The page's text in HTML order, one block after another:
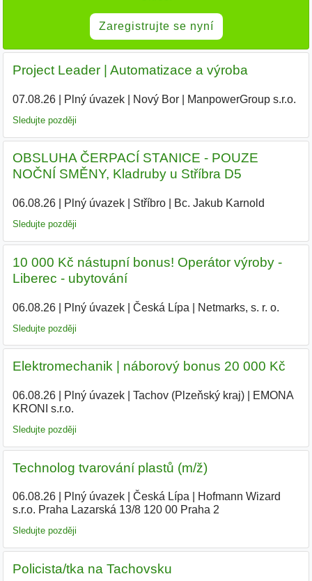
Zaregistrujte se nyní
Project Leader | Automatizace a výroba
07.08.26| Plný úvazek| Nový Bor| ManpowerGroup s.r.o.
Sledujte později
OBSLUHA ČERPACÍ STANICE - POUZE
NOČNÍ SMĚNY, Kladruby u Stříbra D5
06.08.26| Plný úvazek| Stříbro| Bc. Jakub Karnold
Sledujte později
10 000 Kč nástupní bonus! Operátor výroby -
Liberec - ubytování
06.08.26| Plný úvazek| Česká Lípa Netmarks, s. r. o.
Sledujte později
Elektromechanik | náborový bonus 20 000 Kč
06.08.26| Plný úvazek| Tachov (Plzeňský kraj)|
EMONA
KRONI s.r.o.
Sledujte později
Technolog tvarování plastů (m/ž)
06.08.26| Plný úvazek| Česká Lípa
Hofmann Wizard
s.r.o. Praha Lazarská 13/8 120 00 Praha 2
Sledujte později
Policista/tka na Tachovsku